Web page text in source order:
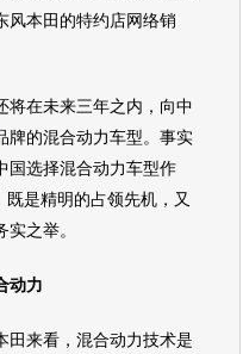
风本田 的特约店网络销
在未来三年之内，向中
牌的混合动力车型。事实
国选择混合动力车型作
既是精明的占领先机，又
实之举。
动力
田 来看，混合动力技术是